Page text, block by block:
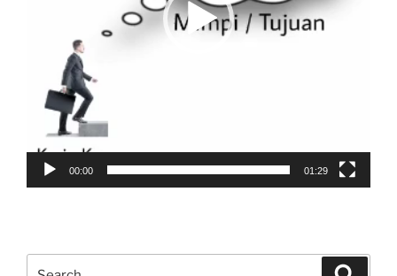
00:00 01:29